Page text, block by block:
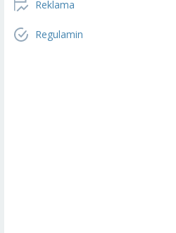
Reklama
Regulamin